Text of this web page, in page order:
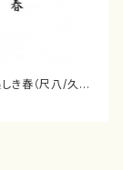
き春（尺八/久本
流公刊楽譜曲